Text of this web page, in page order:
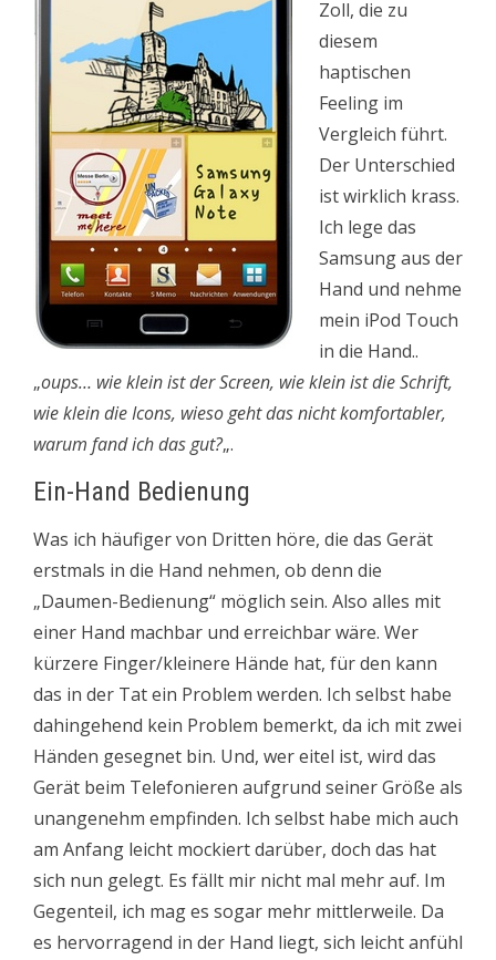
Zoll, die zu
diesem
haptischen
Feeling im
Vergleich führt.
Der Unterschied
ist wirklich krass.
Ich lege das
Samsung aus der
Hand und nehme
mein iPod Touch
in die Hand..
„oups… wie klein ist der Screen, wie klein ist die Schrift,
wie klein die Icons, wieso geht das nicht komfortabler,
warum fand ich das gut?„.
Ein-Hand Bedienung
Was ich häufiger von Dritten höre, die das Gerät
erstmals in die Hand nehmen, ob denn die
„Daumen-Bedienung“ möglich sein. Also alles mit
einer Hand machbar und erreichbar wäre. Wer
kürzere Finger/kleinere Hände hat, für den kann
das in der Tat ein Problem werden. Ich selbst habe
dahingehend kein Problem bemerkt, da ich mit zwei
Händen gesegnet bin. Und, wer eitel ist, wird das
Gerät beim Telefonieren aufgrund seiner Größe als
unangenehm empfinden. Ich selbst habe mich auch
am Anfang leicht mockiert darüber, doch das hat
sich nun gelegt. Es fällt mir nicht mal mehr auf. Im
Gegenteil, ich mag es sogar mehr mittlerweile. Da
es hervorragend in der Hand liegt, sich leicht anfühl